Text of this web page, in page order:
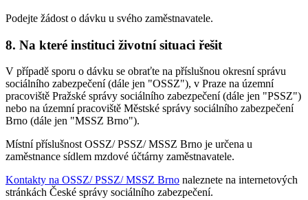
Podejte žádost o dávku u svého zaměstnavatele.
8. Na které instituci životní situaci řešit
V případě sporu o dávku se obraťte na příslušnou okresní správu
sociálního zabezpečení (dále jen "OSSZ"), v Praze na územní
pracoviště Pražské správy sociálního zabezpečení (dále jen "PSSZ")
nebo na územní pracoviště Městské správy sociálního zabezpečení
Brno (dále jen "MSSZ Brno").
Místní příslušnost OSSZ/ PSSZ/ MSSZ Brno je určena u
zaměstnance sídlem mzdové účtárny zaměstnavatele.
Kontakty na OSSZ/ PSSZ/ MSSZ Brno naleznete na internetových
stránkách České správy sociálního zabezpečení.